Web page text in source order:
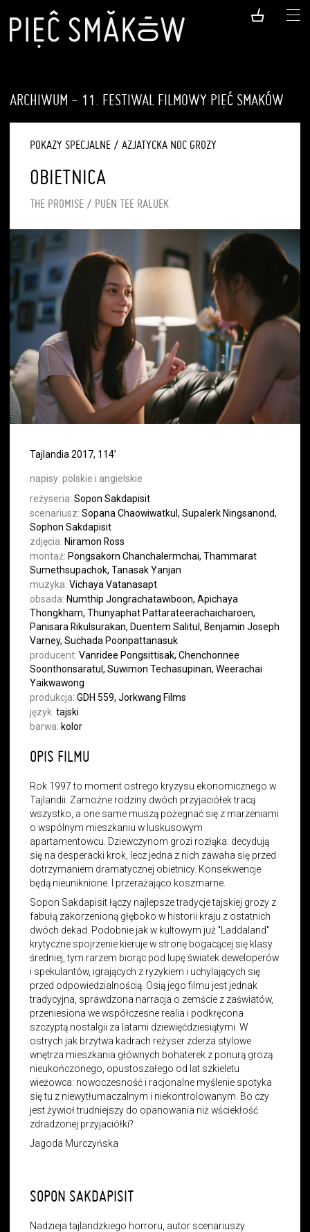
ARCHIWUM - 11. FESTIWAL FILMOWY PIĘĆ SMAKÓW
POKAZY SPECJALNE /AZJATYCKA NOC GROZY
OBIETNICA
THE PROMISE / PUEN TEE RALUEK
Tajlandia 2017, 114’
napisy: polskie i angielskie
reżyseria:Sopon Sakdapisit
scenariusz:Sopana Chaowiwatkul, Supalerk Ningsanond,
Sophon Sakdapisit
zdjęcia: Niramon Ross
montaż: Pongsakorn Chanchalermchai, Thammarat
Sumethsupachok, Tanasak Yanjan
muzyka:Vichaya Vatanasapt
obsada: Numthip Jongrachatawiboon, Apichaya
Thongkham, Thunyaphat Pattarateerachaicharoen,
Panisara Rikulsurakan, Duentem Salitul, Benjamin Joseph
Varney, Suchada Poonpattanasuk
producent:Vanridee Pongsittisak, Chenchonnee
Soonthonsaratul, Suwimon Techasupinan, Weerachai
Yaikwawong
produkcja:GDH 559, Jorkwang Films
język:tajski
barwa: kolor
OPIS FILMU
Rok 1997 to moment ostrego kryzysu ekonomicznego w
Tajlandii. Zamożne rodziny dwóch przyjaciółek tracą
wszystko, a one same muszą pożegnać się z marzeniami
o wspólnym mieszkaniu w luskusowym
apartamentowcu. Dziewczynom grozi rozłąka: decydują
się na desperacki krok, lecz jedna z nich zawaha się przed
dotrzymaniem dramatycznej obietnicy. Konsekwencje
będą nieuniknione. I przerażająco koszmarne.
Sopon Sakdapisit łączy najlepsze tradycje tajskiej grozy z
fabułą zakorzenioną głęboko w historii kraju z ostatnich
dwóch dekad. Podobnie jak w kultowym już "Laddaland"
krytyczne spojrzenie kieruje w stronę bogacącej się klasy
średniej, tym rarzem biorąc pod lupę światek deweloperów
i spekulantów, igrających z ryzykiem i uchylających się
przed odpowiedzialnością. Osią jego filmu jest jednak
tradycyjna, sprawdzona narracja o zemście z zaświatów,
przeniesiona we współczesne realia i podkręcona
szczyptą nostalgii za latami dziewięćdziesiątymi. W
ostrych jak brzytwa kadrach reżyser zderza stylowe
wnętrza mieszkania głównych bohaterek z ponurą grozą
nieukończonego, opustoszałego od lat szkieletu
wieżowca: nowoczesność i racjonalne myślenie spotyka
się tu z niewytłumaczalnym i niekontrolowanym. Bo czy
jest żywioł trudniejszy do opanowania niż wściekłość
zdradzonej przyjaciółki?
Jagoda Murczyńska
SOPON SAKDAPISIT
Nadzieja tajlandzkiego horroru, autor scenariuszy